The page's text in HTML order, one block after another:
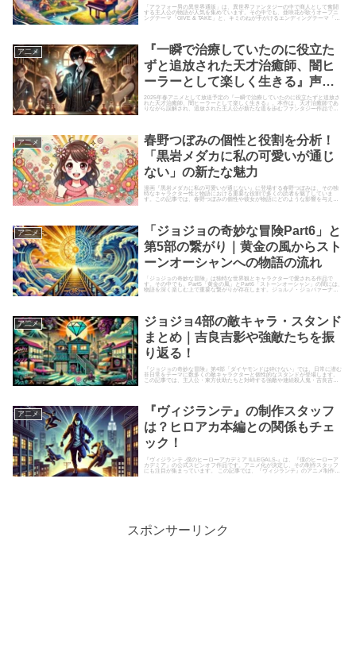
「アラフォー男の異世界通販」は、異世界ファンタジーの中で商人として奮闘
する主人公の物語が人気を集めています。その中でも、亜咲花が歌うオープニ
ングテーマ「GIVE & TAKE」と、キミのねが手がけるエンディングテーマ「あ
ア二メ
『一瞬で治療していたのに役立た
ずと追放された天才治癒師、闇ヒ
ーラーとして楽しく生きる』声優
一覧！キャラとキャストを徹底紹
介
2025年春アニメとして放送予定の『一瞬で治療していたのに役立たずと追放さ
れた天才治癒師、闇ヒーラーとして楽しく生きる』。本作は、天才治癒師であ
りながら誤解され、追放された主人公が新たな道を歩むファンタジー作品で
ア二メ
春野つぼみの個性と役割を分析！
「黒岩メダカに私の可愛いが通じ
ない」の新たな魅力
漫画『黒岩メダカに私の可愛いが通じない』に登場する春野つぼみは、その独
特なキャラクター性と物語における重要な役割で多くの読者を魅了していま
す。この記事では、春野つぼみの個性や彼女が物語にどのような影響を与えて
ア二メ
「ジョジョの奇妙な冒険Part6」と
第5部の繋がり｜黄金の風からスト
ーンオーシャンへの物語の流れ
「ジョジョの奇妙な冒険」は独特な世界観とキャラクターで愛される作品で
す。その中でも、Part5「黄金の風」とPart6「ストーンオーシャン」の間には、
物語を深く楽しむ上で重要な繋がりが存在します。ジョルノ・ジョバァーナた
ア二メ
ジョジョ4部の敵キャラ・スタンド
まとめ｜吉良吉影や強敵たちを振
り返る！
『ジョジョの奇妙な冒険』第4部「ダイヤモンドは砕けない」では、日常に潜む
非日常をテーマに数多くの敵キャラクターと個性的なスタンドが登場します。
この記事では、主人公・東方仗助たちと対峙する強敵や連続殺人鬼・吉良吉影
ア二メ
『ヴィジランテ』の制作スタッフ
は？ヒロアカ本編との関係もチェ
ック！
『ヴィジランテ -僕のヒーローアカデミア ILLEGALS-』は、『僕のヒーローア
カデミア』の公式スピンオフ作品です。アニメ化が決定し、その制作スタッフ
にも注目が集まっています。 この記事では、『ヴィジランテ』のアニメ制作に
スポンサーリンク